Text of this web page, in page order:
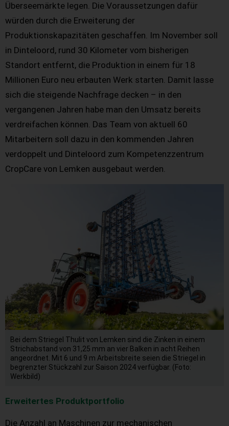
Überseemärkte legen. Die Voraussetzungen dafür
würden durch die Erweiterung der
Produktionskapazitäten geschaffen. Im November soll
in Dinteloord, rund 30 Kilometer vom bisherigen
Standort entfernt, die Produktion in einem für 18
Millionen Euro neu erbauten Werk starten. Damit lasse
sich die steigende Nachfrage decken – in den
vergangenen Jahren habe man den Umsatz bereits
verdreifachen können. Das Team von aktuell 60
Mitarbeitern soll dazu in den kommenden Jahren
verdoppelt und Dinteloord zum Kompetenzzentrum
CropCare von Lemken ausgebaut werden.
Bei dem Striegel Thulit von Lemken sind die Zinken in einem
Strichabstand von 31,25 mm an vier Balken in acht Reihen
angeordnet. Mit 6 und 9 m Arbeitsbreite seien die Striegel in
begrenzter Stückzahl zur Saison 2024 verfügbar. (Foto:
Werkbild)
Erweitertes Produktportfolio
Die Anzahl an Maschinen zur mechanischen